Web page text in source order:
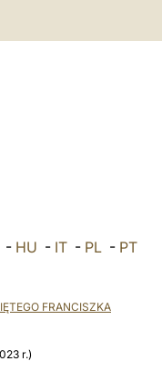
- HU - IT - PL - PT
FRANCISZKA
r.)